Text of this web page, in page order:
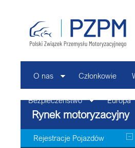
O nas Członkowie
Bezpieczeństwo Europa
Rynek motoryzacyjny
Rejestracje Pojazdów